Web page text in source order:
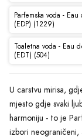
Parfemska voda - Eau
(EDP) (1229)
Toaletna voda - Eau
(EDT) (504)
U carstvu mirisa,
mjesto gdje svaki
harmoniju - to je
izbori